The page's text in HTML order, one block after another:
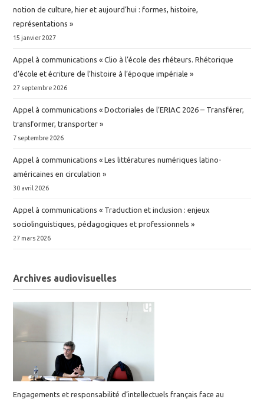
notion de culture, hier et aujourd’hui : formes, histoire,
représentations »
15 janvier 2027
Appel à communications « Clio à l’école des rhéteurs. Rhétorique
d’école et écriture de l’histoire à l’époque impériale »
27 septembre 2026
Appel à communications « Doctoriales de l’ERIAC 2026 – Transférer,
transformer, transporter »
7 septembre 2026
Appel à communications « Les littératures numériques latino-
américaines en circulation »
30 avril 2026
Appel à communications « Traduction et inclusion : enjeux
sociolinguistiques, pédagogiques et professionnels »
27 mars 2026
Archives audiovisuelles
Engagements et responsabilité d’intellectuels français face au